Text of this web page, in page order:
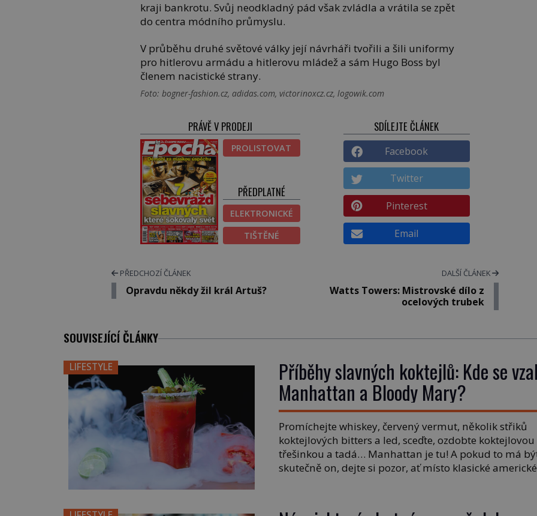
kraji bankrotu. Svůj neodkladný pád však zvládla a vrátila se zpět
do centra módního průmyslu.
V průběhu druhé světové války její návrháři tvořili a šili uniformy
pro hitlerovu armádu a hitlerovu mládež a sám Hugo Boss byl
členem nacistické strany.
Foto: bogner-fashion.cz, adidas.com, victorinoxcz.cz, logowik.com
PRÁVĚ V PRODEJI
PROLISTOVAT
PŘEDPLATNÉ
ELEKTRONICKÉ
TIŠTĚNÉ
SDÍLEJTE ČLÁNEK
Facebook
Twitter
Pinterest
Email
PŘEDCHOZÍ ČLÁNEK
Opravdu někdy žil král Artuš?
DALŠÍ ČLÁNEK
Watts Towers: Mistrovské dílo z
ocelových trubek
SOUVISEJÍCÍ ČLÁNKY
LIFESTYLE Příběhy slavných koktejlů: Kde se vzal
Manhattan a Bloody Mary?
Promíchejte whiskey, červený vermut, několik střiků
koktejlových bitters a led, sceďte, ozdobte koktejlovou
třešinkou a tadá… Manhattan je tu! A pokud to má
skutečně on, dejte si pozor, ať místo klasické americké
už to nebude Manhattan ale […]